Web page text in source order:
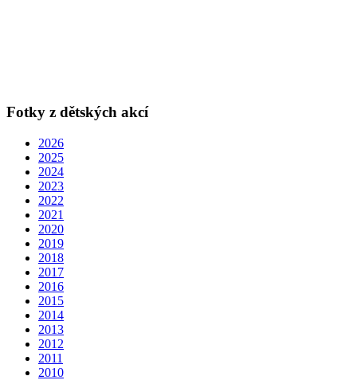
Fotky z dětských akcí
2026
2025
2024
2023
2022
2021
2020
2019
2018
2017
2016
2015
2014
2013
2012
2011
2010